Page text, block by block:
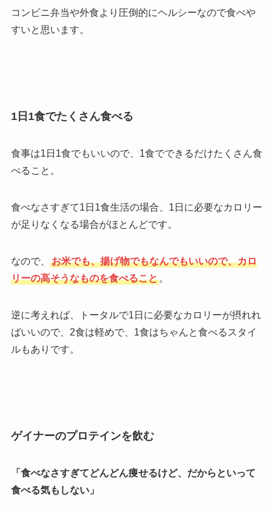
コンビニ弁当や外食より圧倒的にヘルシーなので食べや
すいと思います。
1日1食でたくさん食べる
食事は1日1食でもいいので、1食でできるだけたくさん食
べること。
食べなさすぎて1日1食生活の場合、1日に必要なカロリー
が足りなくなる場合がほとんどです。
なので、
お米でも、揚げ物でもなんでもいいので、カロ
リーの高そうなものを食べること。
逆に考えれば、トータルで1日に必要なカロリーが摂れれ
ばいいので、2食は軽めで、1食はちゃんと食べるスタイ
ルもありです。
ゲイナーのプロテインを飲む
「食べなさすぎてどんどん痩せるけど、だからといって
食べる気もしない」